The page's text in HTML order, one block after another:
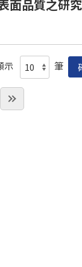
面品質之
示 筆